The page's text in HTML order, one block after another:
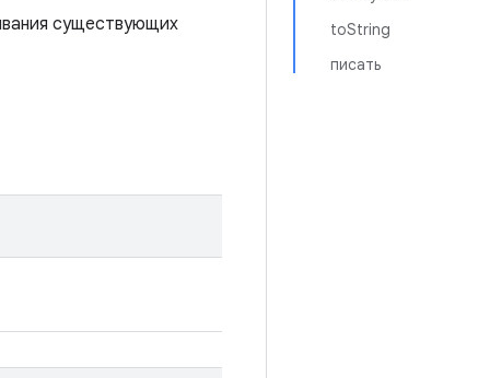
toString
писать
существующих